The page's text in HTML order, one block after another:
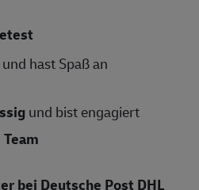
hast Spaß an
und bist engagiert
Team
bei Deutsche Post DHL